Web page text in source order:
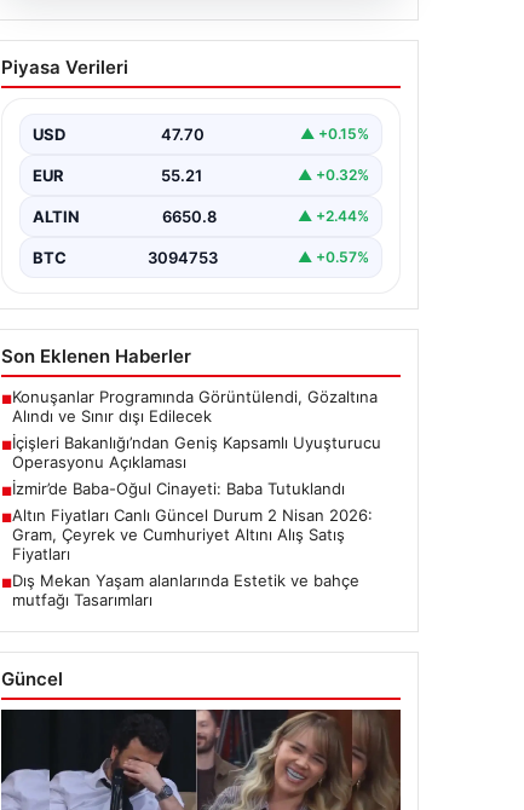
Kapsamlı Uyuşturucu
Operasyonu Açıklaması
mücadele çalışmaları kapsamında, İçişleri
Piyasa Verileri
EUR 55.21 ▲ +0.32%
ALTIN 6650.8 ▲ +2.44%
BTC 3094753 ▲ +0.57%
Son Eklenen Haberler
■Konuşanlar Programında Görüntülendi, Gözaltına
Alındı ve Sınır dışı Edilecek
■İçişleri Bakanlığı’ndan Geniş Kapsamlı Uyuşturucu
Operasyonu Açıklaması
■İzmir’de Baba-Oğul Cinayeti: Baba Tutuklandı
Altın Fiyatları Canlı Güncel Durum 2 Nisan 2026:
Gram, Çeyrek ve Cumhuriyet Altını Alış Satış
Fiyatları
Dış Mekan Yaşam alanlarında Estetik ve bahçe
mutfağı Tasarımları
Güncel
08/07/2026